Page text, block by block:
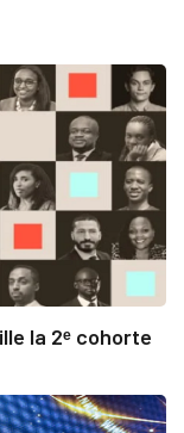
la 2ᵉ cohorte